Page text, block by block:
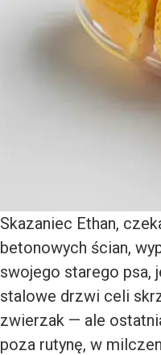
Skazaniec Ethan,
betonowych ścian,
swojego starego psa,
stalowe drzwi celi
zwierzak — ale
poza rutynę, w